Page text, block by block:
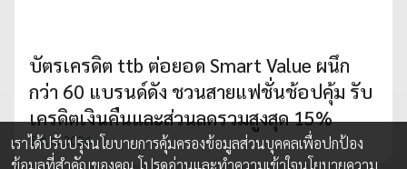
บัตรเครดิต ttb ต่อยอด Smart Value ผนึก
กว่า 60 แบรนด์ดัง ชวนสายแฟชั่นช้อปคุ้ม รับ
เครดิตเงินคืนและส่วนลดรวมสูงสุด 15%
5 ส.ค. 2026
เราได้ปรับปรุงนโยบายการคุ้มครองข้อมูลส่วนบุคคลเพื่อปกป้อง
ข้อมูลที่สำคัญของคุณ โปรดอ่านและทำความเข้าใจนโยบายความ